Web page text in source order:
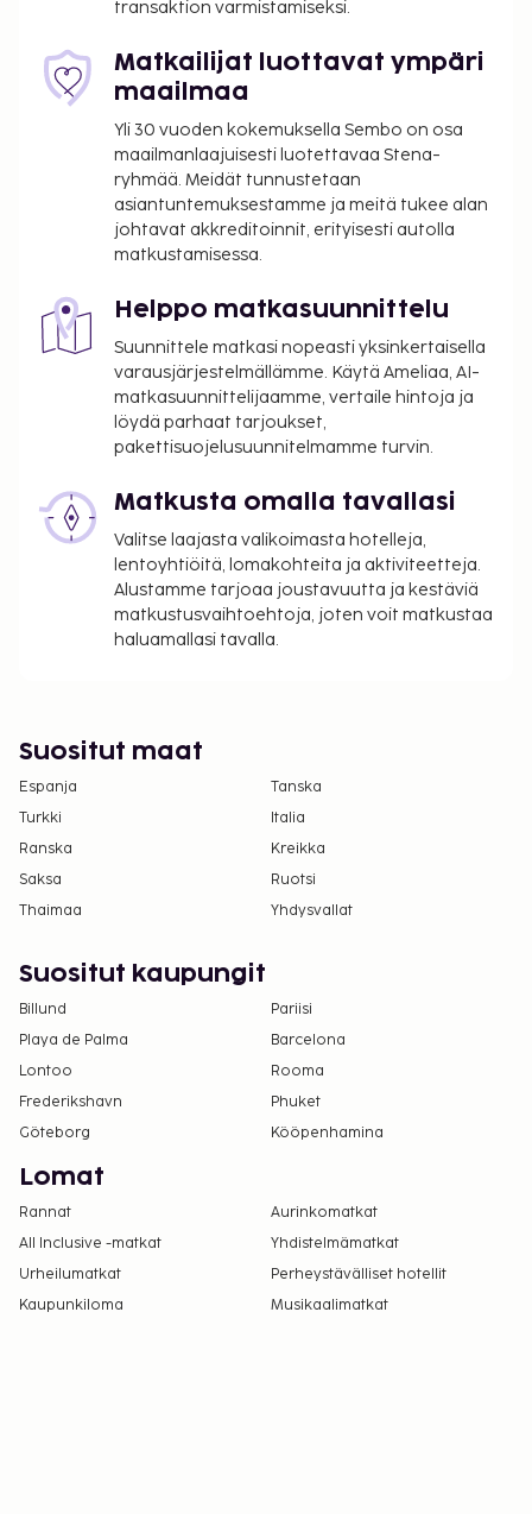
suoritettavat maksut. Maksuihin saattaa sisältyä
sovellettavat verot:
Kaupunkivero voidaan veloittaa
majoituspaikassa, ja sen määrä voi olla 100–10
000 JPY per henkilö, per yö perustuen
yökohtaiseen huonehintaan. Huomaa, että
poikkeuksia saatetaan soveltaa. Jos haluat
lisätietoja, ota yhteyttä majoituspaikkaan
käyttäen varausvahvistuksessa olevia
yhteystietoja.
Tässä on mainittu kaikki majoituspaikan meille
ilmoittamat maksut.
Maksu buffetaamiaisesta: noin 1500 JPY per
Kattamaton omatoiminen pysäköinti: 700 JPY
per yö
Pysäköintimaksu lähellä sijaitsevalla
pysäköintialueella: 700 JPY per yö (100 metrin
päässä)
Japanin terveysministeriö vaatii kaikkia
ulkomaisia vierailijoita antamaan passinsa
numeron ja kertomaan kansalaisuutensa
samalla, kun he kirjautuvat sisään mihin tahansa
valokopio kaikkien yöpyvien matkustajien
transaktion varmistamiseksi.
Matkailijat luottavat ympäri
maailmaa
Yli 30 vuoden kokemuksella Sembo on osa
maailmanlaajuisesti luotettavaa Stena-
ryhmää. Meidät tunnustetaan
asiantuntemuksestamme ja meitä tukee alan
johtavat akkreditoinnit, erityisesti autolla
matkustamisessa.
Helppo matkasuunnittelu
Suunnittele matkasi nopeasti yksinkertaisella
varausjärjestelmällämme. Käytä Ameliaa, AI-
matkasuunnittelijaamme, vertaile hintoja ja
löydä parhaat tarjoukset,
pakettisuojelusuunnitelmamme turvin.
Matkusta omalla tavallasi
Valitse laajasta valikoimasta hotelleja,
lentoyhtiöitä, lomakohteita ja aktiviteetteja.
Alustamme tarjoaa joustavuutta ja kestäviä
matkustusvaihtoehtoja, joten voit matkustaa
haluamallasi tavalla.
Suositut maat
Espanja
Tanska
Turkki
Italia
Ranska
Kreikka
Saksa
Ruotsi
Thaimaa
Yhdysvallat
Suositut kaupungit
Billund
Pariisi
Playa de Palma
Barcelona
Lontoo
Rooma
Frederikshavn
Phuket
Göteborg
Kööpenhamina
Lomat
Rannat
Aurinkomatkat
All Inclusive -matkat
Yhdistelmämatkat
Urheilumatkat
Perheystävälliset hotellit
Kaupunkiloma
Musikaalimatkat